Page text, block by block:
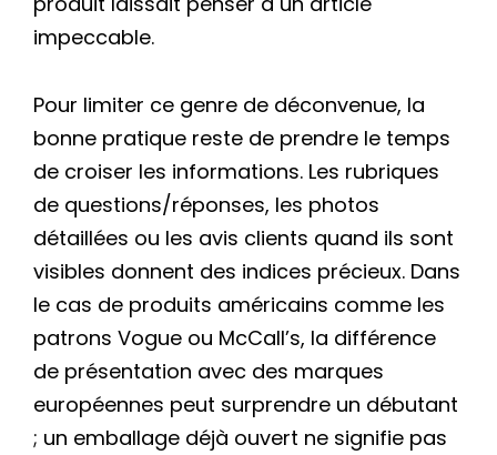
impeccable.
Pour limiter ce genre de déconvenue, la
bonne pratique reste de prendre le temps
de croiser les informations. Les rubriques
de questions/réponses, les photos
détaillées ou les avis clients quand ils sont
visibles donnent des indices précieux. Dans
le cas de produits américains comme les
patrons Vogue ou McCall’s, la différence
de présentation avec des marques
européennes peut surprendre un débutant
; un emballage déjà ouvert ne signifie pas